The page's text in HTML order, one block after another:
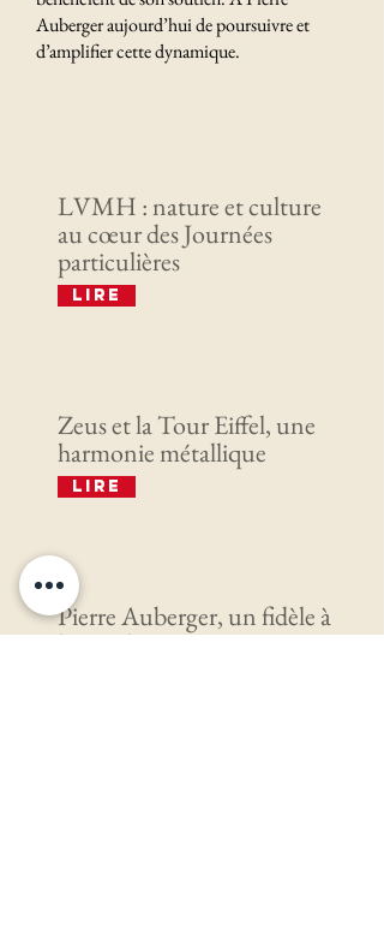
Auberger aujourd’hui de poursuivre et
d’amplifier cette dynamique.
LVMH : nature et culture
au cœur des Journées
particulières
Lire
Zeus et la Tour Eiffel, une
harmonie métallique
Lire
Pierre Auberger, un fidèle à
la Fondation Francis